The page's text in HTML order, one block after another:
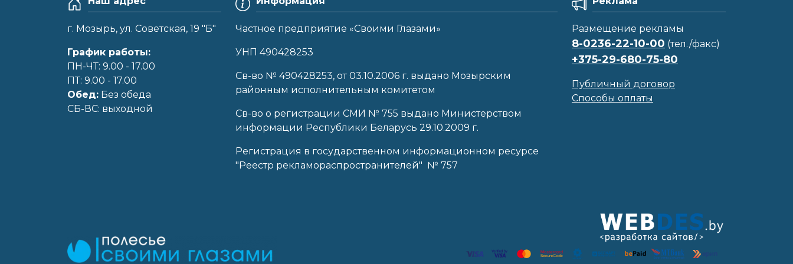
г. Мозырь, ул. Советская, 19 "Б"
График работы:
ПН-ЧТ: 9.00 - 17.00
ПТ: 9.00 - 17.00
Обед: Без обеда
CБ-ВС: выходной
Частное предприятие «Своими Глазами»
УНП 490428253
Cв-во № 490428253, от 03.10.2006 г. выдано Мозырским
районным исполнительным комитетом
Св-во о регистрации СМИ № 755 выдано Министерством
информации Республики Беларусь 29.10.2009 г.
Регистрация в государственном информационном ресурсе
"Реестр рекламораспространителей" № 757
Размещение рекламы
8-0236-22-10-00 (тел./факс)
+375-29-680-75-80
Публичный договор
Способы оплаты